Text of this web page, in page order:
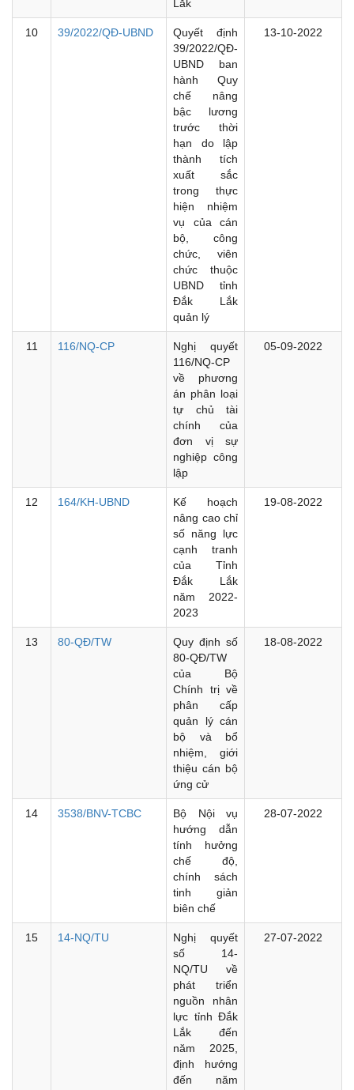
Lắk
10 39/2022/QĐ-UBND
Quyết định
39/2022/QĐ-
UBND ban
hành Quy
chế nâng
bậc lương
trước thời
hạn do lập
thành tích
xuất sắc
trong thực
hiện nhiệm
vụ của cán
bộ, công
chức, viên
chức thuộc
UBND tỉnh
Đắk Lắk
quản lý
13-10-2022
11 116/NQ-CP
Nghị quyết
116/NQ-CP
về phương
án phân loại
tự chủ tài
chính của
đơn vị sự
nghiệp công
lập
05-09-2022
12 164/KH-UBND
Kế hoạch
nâng cao chỉ
số năng lực
cạnh tranh
của Tỉnh
Đắk Lắk
năm 2022-
2023
19-08-2022
13 80-QĐ/TW
Quy định số
80-QĐ/TW
của Bộ
Chính trị về
phân cấp
quản lý cán
bộ và bổ
nhiệm, giới
thiệu cán bộ
ứng cử
18-08-2022
14 3538/BNV-TCBC
Bộ Nội vụ
hướng dẫn
tính hưởng
chế độ,
chính sách
tinh giản
biên chế
28-07-2022
15 14-NQ/TU
Nghị quyết
số 14-
NQ/TU về
phát triển
nguồn nhân
lực tỉnh Đắk
Lắk đến
năm 2025,
định hướng
đến năm
27-07-2022